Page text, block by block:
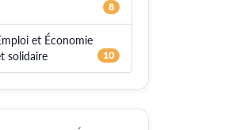
8
et Économie
solidaire
10